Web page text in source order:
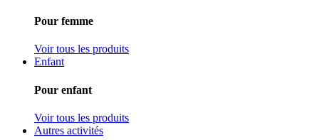
Pour femme
Voir tous les produits
Enfant
Pour enfant
Voir tous les produits
Autres activités